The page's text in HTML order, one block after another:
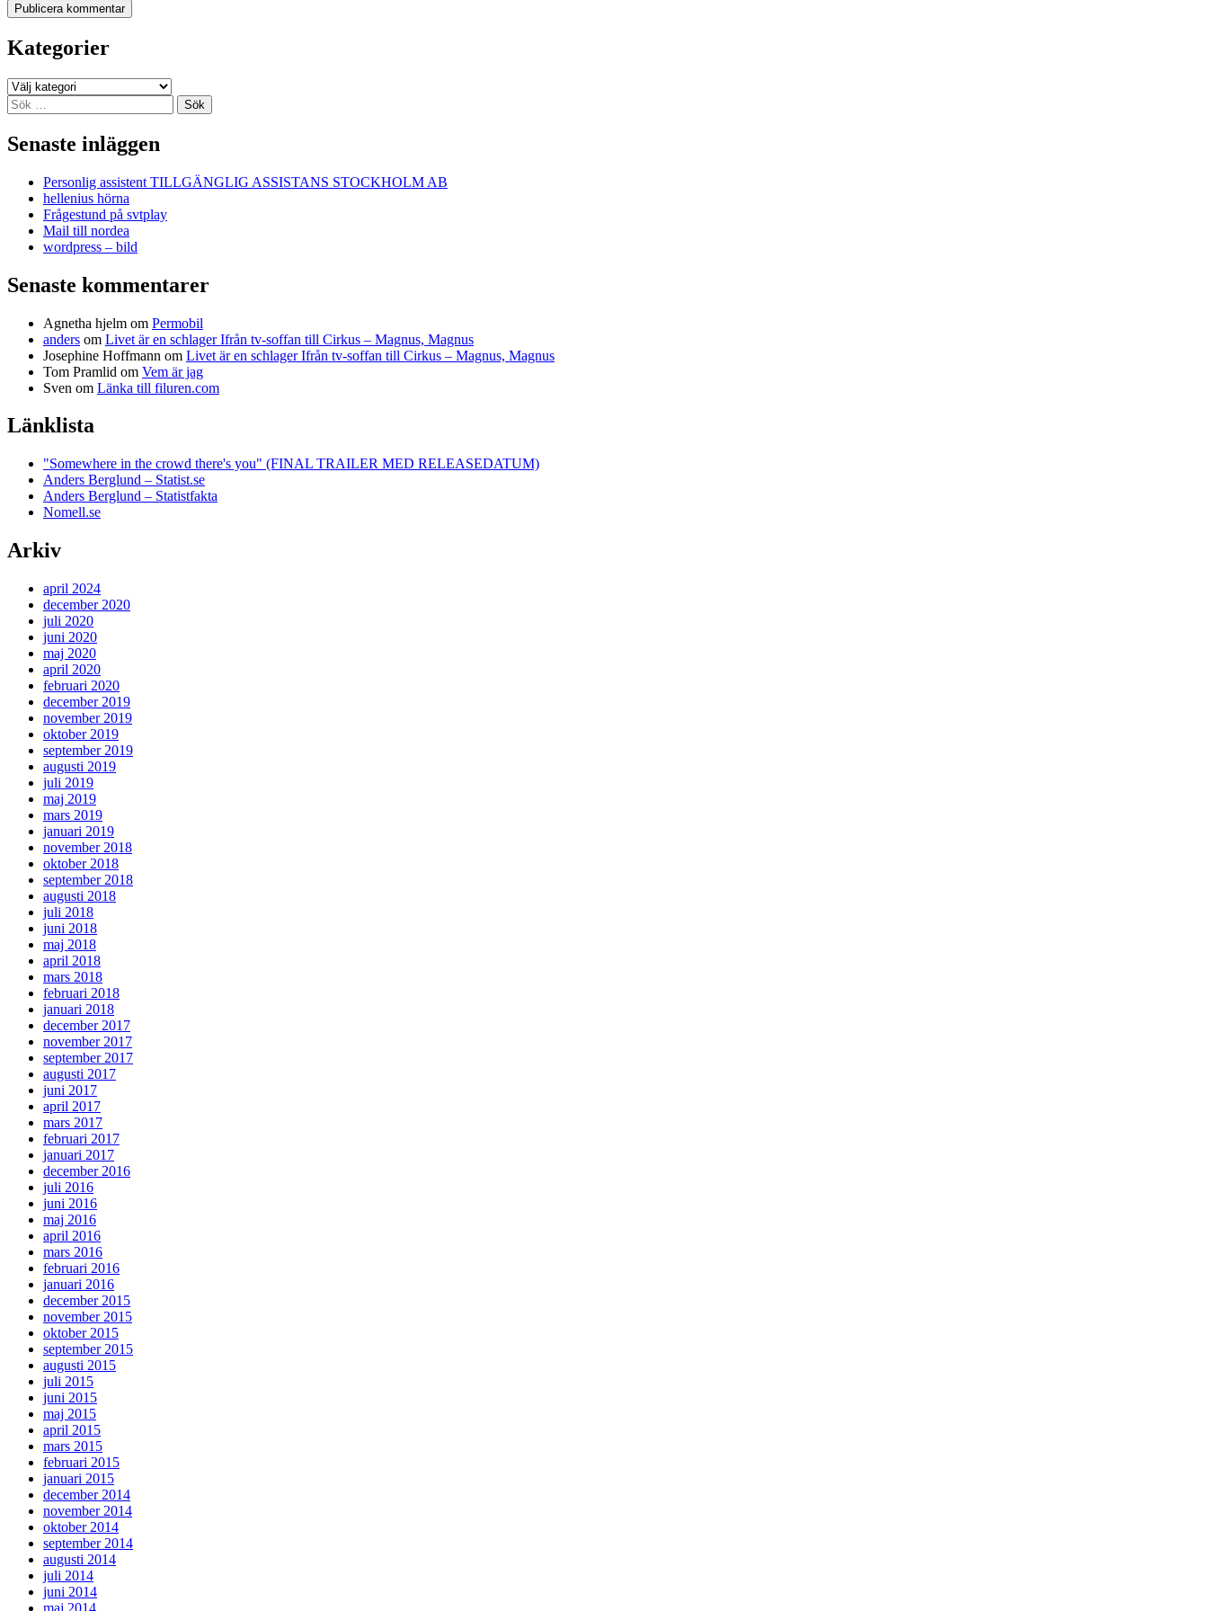
Kategorier
Kategorier
Sök
efter:
Senaste inläggen
Personlig assistent TILLGÄNGLIG ASSISTANS STOCKHOLM AB
hellenius hörna
Frågestund på svtplay
Mail till nordea
wordpress – bild
Senaste kommentarer
Agnetha hjelm om Permobil
anders om Livet är en schlager Ifrån tv-soffan till Cirkus – Magnus, Magnus
Josephine Hoffmann om Livet är en schlager Ifrån tv-soffan till Cirkus – Magnus, Magnus
Tom Pramlid om Vem är jag
Sven om Länka till filuren.com
Länklista
"Somewhere in the crowd there's you" (FINAL TRAILER MED RELEASEDATUM)
Anders Berglund – Statist.se
Anders Berglund – Statistfakta
Nomell.se
Arkiv
april 2024
december 2020
juli 2020
juni 2020
maj 2020
april 2020
februari 2020
december 2019
november 2019
oktober 2019
september 2019
augusti 2019
juli 2019
maj 2019
mars 2019
januari 2019
november 2018
oktober 2018
september 2018
augusti 2018
juli 2018
juni 2018
maj 2018
april 2018
mars 2018
februari 2018
januari 2018
december 2017
november 2017
september 2017
augusti 2017
juni 2017
april 2017
mars 2017
februari 2017
januari 2017
december 2016
juli 2016
juni 2016
maj 2016
april 2016
mars 2016
februari 2016
januari 2016
december 2015
november 2015
oktober 2015
september 2015
augusti 2015
juli 2015
juni 2015
maj 2015
april 2015
mars 2015
februari 2015
januari 2015
december 2014
november 2014
oktober 2014
september 2014
augusti 2014
juli 2014
juni 2014